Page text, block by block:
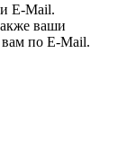
E-Mail.
ваши
по E-Mail.